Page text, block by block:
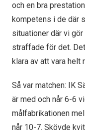
och en bra
kompetens i de där
situationer där vi
straffade för det.
klara av att vara helt
Så var matchen: IK
är med och når 6-6
målfabrikationen
når 10-7. Skövde